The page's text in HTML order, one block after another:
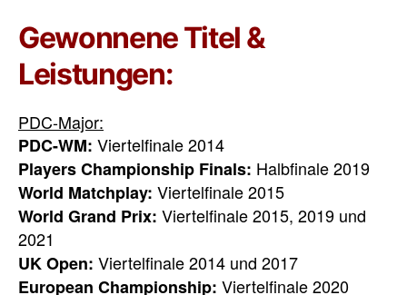
Gewonnene Titel &
Leistungen:
PDC-Major:
PDC-WM: Viertelfinale 2014
Players Championship Finals: Halbfinale 2019
World Matchplay: Viertelfinale 2015
World Grand Prix: Viertelfinale 2015, 2019 und
2021
UK Open: Viertelfinale 2014 und 2017
European Championship: Viertelfinale 2020